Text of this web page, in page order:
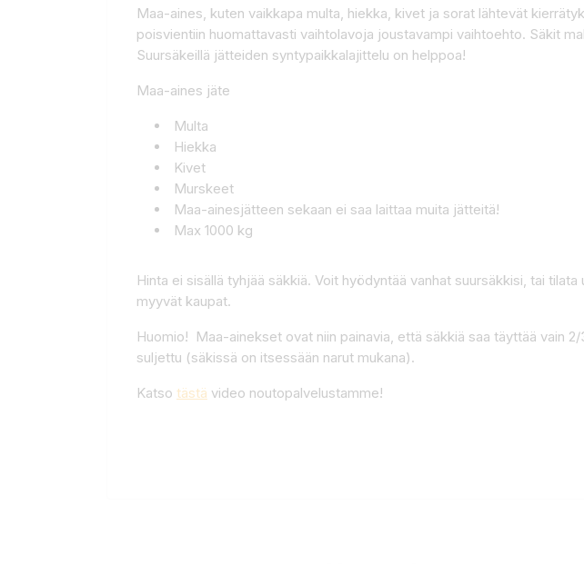
Maa-aines, kuten vaikkapa multa, hiekka, kivet ja sorat lähtevät
poisvientiin huomattavasti vaihtolavoja joustavampi vaihtoehto. Säkit
Suursäkeillä jätteiden syntypaikkalajittelu on helppoa!
Maa-aines jäte
Multa
Hiekka
Kivet
Murskeet
Maa-ainesjätteen sekaan ei saa laittaa muita jätteitä!
Max 1000 kg
Hinta ei sisällä tyhjää säkkiä. Voit hyödyntää vanhat suursäkkisi, tai tilata
myyvät kaupat.
Huomio! Maa-ainekset ovat niin painavia, että säkkiä saa täyttää vain
suljettu (säkissä on itsessään narut mukana).
Katso tästä video noutopalvelustamme!